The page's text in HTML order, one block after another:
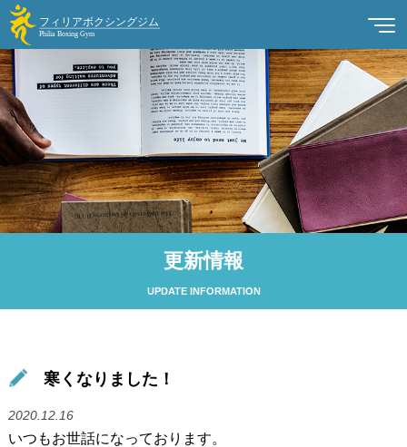
更新情報
UPDATE INFORMATION
寒くなりました！
2020.12.16
いつもお世話になっております。